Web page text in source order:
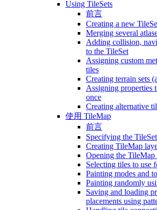
Using TileSets
前言
Creating a new
Merging several
Adding collision,
to the TileSet
Assigning custom
tiles
Creating terrain sets
Assigning properties
once
Creating alternative
使用 TileMap
前言
Specifying the
Creating TileMap
Opening the TileMap
Selecting tiles to use
Painting modes and
Painting randomly
Saving and loading
placements using